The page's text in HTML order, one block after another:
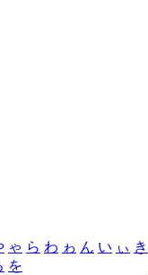
ゃ ら わ ゎ ん い ぃ き
を